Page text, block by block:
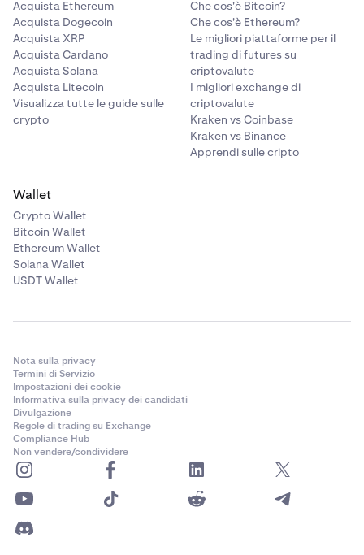
Acquista Ethereum
Acquista Dogecoin
Acquista XRP
Acquista Cardano
Acquista Solana
Acquista Litecoin
Visualizza tutte le guide sulle
crypto
Che cos'è Bitcoin?
Che cos'è Ethereum?
Le migliori piattaforme per il
trading di futures su
criptovalute
I migliori exchange di
criptovalute
Kraken vs Coinbase
Kraken vs Binance
Apprendi sulle cripto
Wallet
Crypto Wallet
Bitcoin Wallet
Ethereum Wallet
Solana Wallet
USDT Wallet
Nota sulla privacy
Termini di Servizio
Impostazioni dei cookie
Informativa sulla privacy dei candidati
Divulgazione
Regole di trading su Exchange
Compliance Hub
Non vendere/condividere